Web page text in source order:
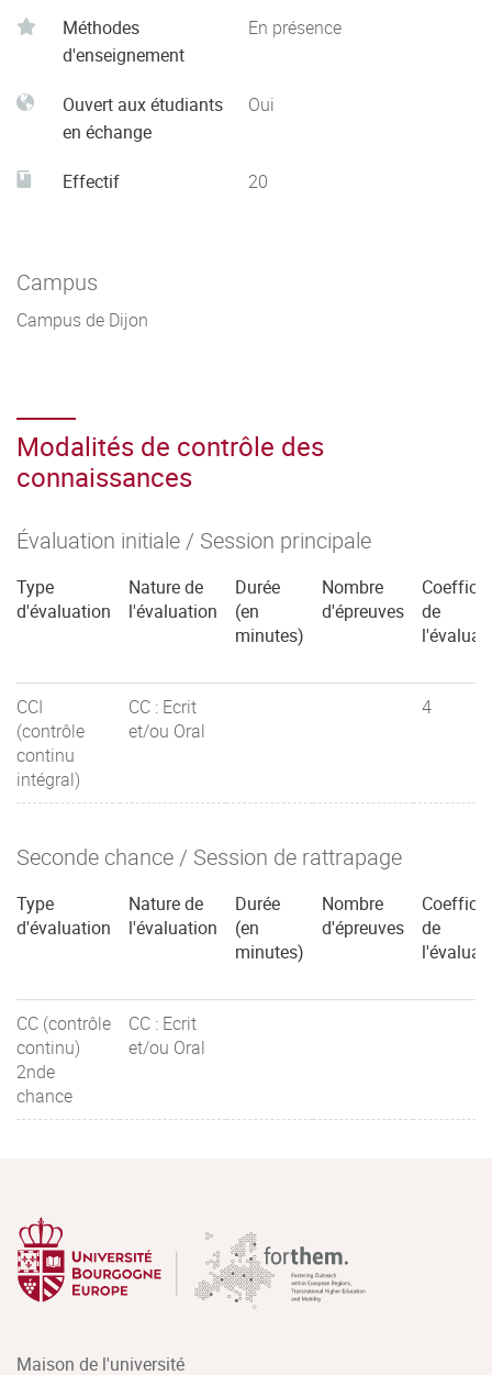
Méthodes
d'enseignement
En présence
Ouvert aux étudiants
en échange
Oui
Effectif 20
Campus
Campus de Dijon
Modalités de contrôle des
connaissances
Évaluation initiale / Session principale
Type
d'évaluation
Nature de
l'évaluation
Durée
(en
minutes)
Nombre
d'épreuves
de
CCI
(contrôle
continu
intégral)
CC : Ecrit
et/ou Oral
4
Seconde chance / Session de rattrapage
Type
d'évaluation
Nature de
l'évaluation
Durée
(en
minutes)
Nombre
d'épreuves
de
CC (contrôle
continu)
2nde
chance
CC : Ecrit
et/ou Oral
Maison de l'université